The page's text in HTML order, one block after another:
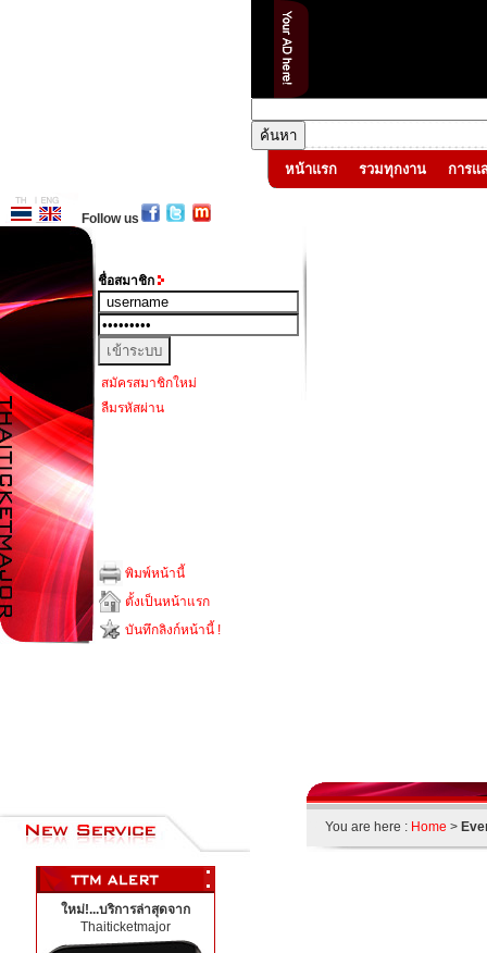
หน้าแรก รวมทุกงาน การแ
Follow us
ชื่อสมาชิก
สมัครสมาชิกใหม่
ลืมรหัสผ่าน
พิมพ์หน้านี้
ตั้งเป็นหน้าแรก
บันทึกลิงก์หน้านี้ !
ใหม่!...บริการล่าสุดจาก
Thaiticketmajor
You are here : Home >